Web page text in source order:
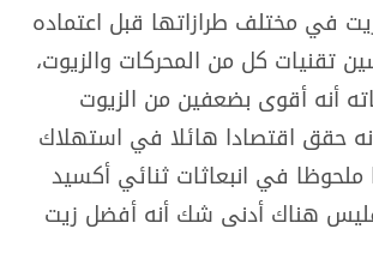
في مختلف طرازاتها قبل اعتماده
تقنيات كل من المحركات والزيوت،
أنه أقوى بضعفين من الزيوت
حقق اقتصادا هائلا في استهلاك
ملحوظا في انبعاثات ثنائي أكسيد
هناك أدنى شك أنه أفضل زيت